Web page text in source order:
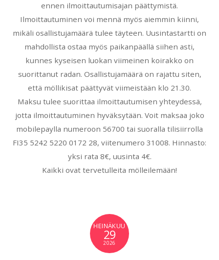
ennen ilmoittautumisajan päättymistä.
Ilmoittautuminen voi mennä myös aiemmin kiinni,
mikäli osallistujamäärä tulee täyteen. Uusintastartti on
mahdollista ostaa myös paikanpäällä siihen asti,
kunnes kyseisen luokan viimeinen koirakko on
suorittanut radan. Osallistujamäärä on rajattu siten,
että möllikisat päättyvät viimeistään klo 21.30.
Maksu tulee suorittaa ilmoittautumisen yhteydessä,
jotta ilmoittautuminen hyväksytään. Voit maksaa joko
mobilepaylla numeroon 56700 tai suoralla tilisiirrolla
FI35 5242 5220 0172 28, viitenumero 31008. Hinnasto:
yksi rata 8€, uusinta 4€.
Kaikki ovat tervetulleita mölleilemään!
HEINÄKUU
29
2026